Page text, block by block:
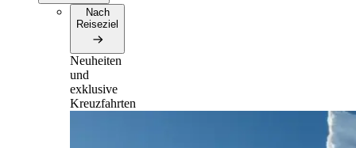
Nach
Reiseziel
Neuheiten
und
exklusive
Kreuzfahrten